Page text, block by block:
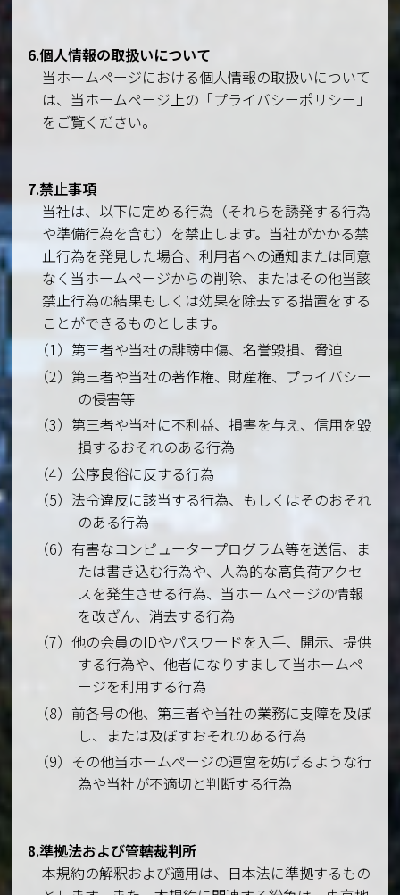
6.個人情報の取扱いについて
当ホームページにおける個人情報の取扱いについて
は、当ホームページ上の「プライバシーポリシー」
をご覧ください。
7.禁止事項
当社は、以下に定める行為（それらを誘発する行為
や準備行為を含む）を禁止します。当社がかかる禁
止行為を発見した場合、利用者への通知または同意
なく当ホームページからの削除、またはその他当該
禁止行為の結果もしくは効果を除去する措置をする
ことができるものとします。
（1）第三者や当社の誹謗中傷、名誉毀損、脅迫
（2）第三者や当社の著作権、財産権、プライバシー
の侵害等
（3）第三者や当社に不利益、損害を与え、信用を毀
損するおそれのある行為
（4）公序良俗に反する行為
（5）法令違反に該当する行為、もしくはそのおそれ
のある行為
（6）有害なコンピュータープログラム等を送信、ま
たは書き込む行為や、人為的な高負荷アクセ
スを発生させる行為、当ホームページの情報
を改ざん、消去する行為
（7）他の会員のIDやパスワードを入手、開示、提供
する行為や、他者になりすまして当ホームペ
ージを利用する行為
（8）前各号の他、第三者や当社の業務に支障を及ぼ
し、または及ぼすおそれのある行為
（9）その他当ホームページの運営を妨げるような行
為や当社が不適切と判断する行為
8.準拠法および管轄裁判所
本規約の解釈および適用は、日本法に準拠するもの